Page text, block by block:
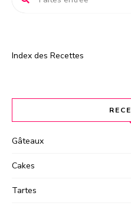
Index des Recettes
Gâteaux
Cakes
Tartes